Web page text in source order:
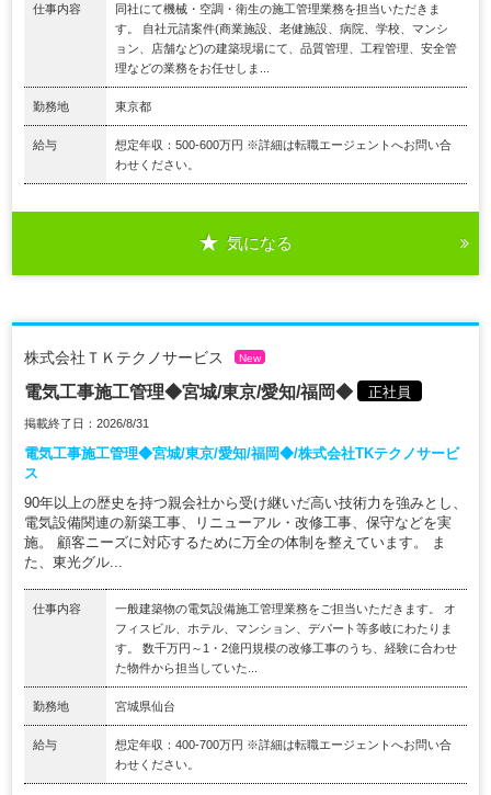
仕事内容
同社にて機械・空調・衛生の施工管理業務を担当いただきま
す。 自社元請案件(商業施設、老健施設、病院、学校、マンシ
ョン、店舗など)の建築現場にて、品質管理、工程管理、安全管
理などの業務をお任せしま...
勤務地 東京都
給与
想定年収：500-600万円 ※詳細は転職エージェントへお問い合
わせください。
気になる
株式会社ＴＫテクノサービス New
電気工事施工管理◆宮城/東京/愛知/福岡◆ 正社員
掲載終了日：2026/8/31
電気工事施工管理◆宮城/東京/愛知/福岡◆/株式会社TKテクノサービ
ス
90年以上の歴史を持つ親会社から受け継いだ高い技術力を強みとし、
電気設備関連の新築工事、リニューアル・改修工事、保守などを実
施。 顧客ニーズに対応するために万全の体制を整えています。 ま
た、東光グル...
仕事内容
一般建築物の電気設備施工管理業務をご担当いただきます。 オ
フィスビル、ホテル、マンション、デパート等多岐にわたりま
す。 数千万円～1・2億円規模の改修工事のうち、経験に合わせ
た物件から担当していた...
勤務地 宮城県仙台
給与
想定年収：400-700万円 ※詳細は転職エージェントへお問い合
わせください。